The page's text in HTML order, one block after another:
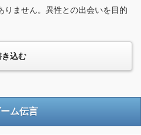
ません。異性との出会いを目的
ム伝言